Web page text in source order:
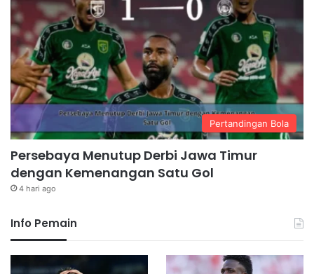
Pertandingan Bola
Persebaya Menutup Derbi Jawa Timur
dengan Kemenangan Satu Gol
4 hari ago
Info Pemain